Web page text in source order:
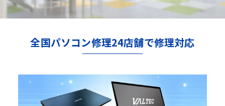
全国パソコン修理24店舗で修理対応